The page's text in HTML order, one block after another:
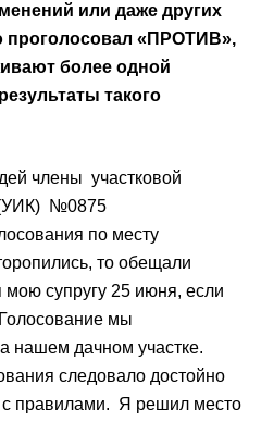
или даже других
проголосовал «ПРОТИВ»,
более одной
такого
члены участковой
(УИК) №0875
по месту
то обещали
мою супругу 25 июня, если
мы
нашем дачном участке.
следовало достойно
с правилами. Я решил место